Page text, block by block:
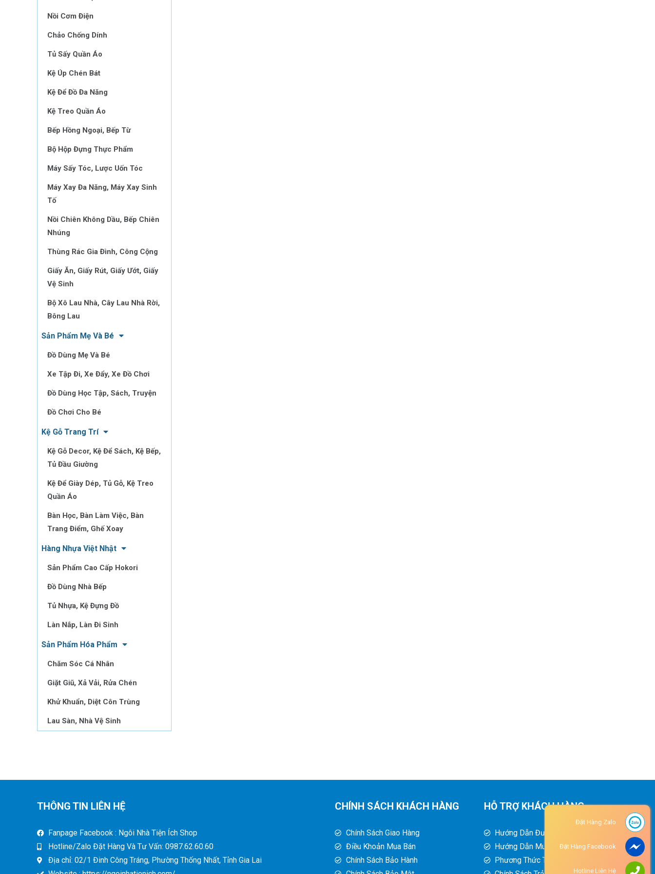
Nồi Cơm Điện
Chảo Chống Dính
Tủ Sấy Quần Áo
Kệ Úp Chén Bát
Kệ Để Đồ Đa Năng
Kệ Treo Quần Áo
Bếp Hồng Ngoại, Bếp Từ
Bộ Hộp Đựng Thực Phẩm
Máy Sấy Tóc, Lược Uốn Tóc
Máy Xay Đa Năng, Máy Xay Sinh
Tố
Nồi Chiên Không Dầu, Bếp Chiên
Nhúng
Thùng Rác Gia Đình, Công Cộng
Giấy Ăn, Giấy Rút, Giấy Ướt, Giấy
Vệ Sinh
Bộ Xô Lau Nhà, Cây Lau Nhà Rời,
Bông Lau
Sản Phẩm Mẹ Và Bé
Đồ Dùng Mẹ Và Bé
Xe Tập Đi, Xe Đẩy, Xe Đồ Chơi
Đồ Dùng Học Tập, Sách, Truyện
Đồ Chơi Cho Bé
Kệ Gỗ Trang Trí
Kệ Gỗ Decor, Kệ Để Sách, Kệ Bếp,
Tủ Đầu Giường
Kệ Để Giày Dép, Tủ Gỗ, Kệ Treo
Quần Áo
Bàn Học, Bàn Làm Việc, Bàn
Trang Điểm, Ghế Xoay
Hàng Nhựa Việt Nhật
Sản Phẩm Cao Cấp Hokori
Đồ Dùng Nhà Bếp
Tủ Nhựa, Kệ Đựng Đồ
Làn Nắp, Làn Đi Sinh
Sản Phẩm Hóa Phẩm
Chăm Sóc Cá Nhân
Giặt Giũ, Xả Vải, Rửa Chén
Khử Khuẩn, Diệt Côn Trùng
Lau Sàn, Nhà Vệ Sinh
THÔNG TIN LIÊN HỆ
Fanpage Facebook : Ngôi Nhà Tiện Ích Shop
Hotline/Zalo Đặt Hàng Và Tư Vấn: 0987.62.60.60
Địa chỉ: 02/1 Đinh Công Tráng, Phường Thống Nhất, Tỉnh Gia Lai
CHÍNH SÁCH KHÁCH HÀNG
Chính Sách Giao Hàng
Điều Khoản Mua Bán
Chính Sách Bảo Hành
HỖ TRỢ KHÁCH HÀNG
Hướng Dẫn Đường Đi
Hướng Dẫn Mua Hàng
Phương Thức Thanh Toán
Đặt Hàng Zalo
Đặt Hàng Facebook
Hotline Liên Hệ